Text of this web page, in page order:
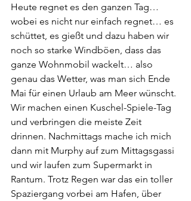
Heute regnet es den ganzen Tag…
wobei es nicht nur einfach regnet… es
schüttet, es gießt und dazu haben wir
noch so starke Windböen, dass das
ganze Wohnmobil wackelt… also
genau das Wetter, was man sich Ende
Mai für einen Urlaub am Meer wünscht.
Wir machen einen Kuschel-Spiele-Tag
und verbringen die meiste Zeit
drinnen. Nachmittags mache ich mich
dann mit Murphy auf zum Mittagsgassi
und wir laufen zum Supermarkt in
Rantum. Trotz Regen war das ein toller
Spaziergang vorbei am Hafen, über